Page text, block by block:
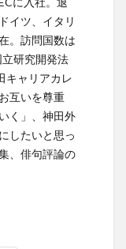
イツ、イタリ
。訪問国数は
研究開発法
キャリアカレ
互いを尊重
く」、神田外
したいと思っ
、俳句評論の